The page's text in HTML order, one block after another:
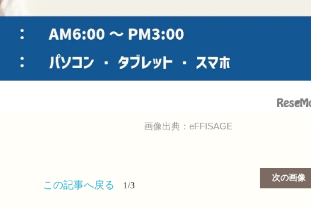
画像出典：eFFISAGE
次の画像
この記事へ戻る 1/3